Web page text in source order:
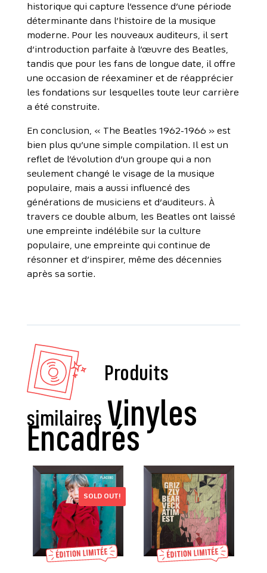
historique qui capture l’essence d’une période
déterminante dans l’histoire de la musique
moderne. Pour les nouveaux auditeurs, il sert
d’introduction parfaite à l’œuvre des Beatles,
tandis que pour les fans de longue date, il offre
une occasion de réexaminer et de réapprécier
les fondations sur lesquelles toute leur carrière
a été construite.
En conclusion, « The Beatles 1962-1966 » est
bien plus qu’une simple compilation. Il est un
reflet de l’évolution d’un groupe qui a non
seulement changé le visage de la musique
populaire, mais a aussi influencé des
générations de musiciens et d’auditeurs. À
travers ce double album, les Beatles ont laissé
une empreinte indélébile sur la culture
populaire, une empreinte qui continue de
résonner et d’inspirer, même des décennies
après sa sortie.
Produits
similaires
SOLD OUT!